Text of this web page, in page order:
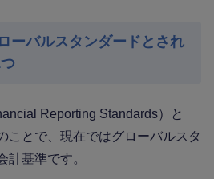
ーバルスタンダードとされ
Reporting Standards）と
ことで、現在ではグローバルスタ
計基準です。